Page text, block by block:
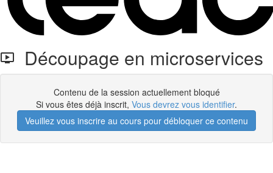
Découpage en microservices
Contenu de la session actuellement bloqué
Si vous êtes déjà inscrit, Vous devrez vous identifier.
Veuillez vous inscrire au cours pour débloquer ce contenu